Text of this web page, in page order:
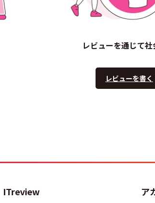
レビューを通じて
レビューを書く
ITreview ア